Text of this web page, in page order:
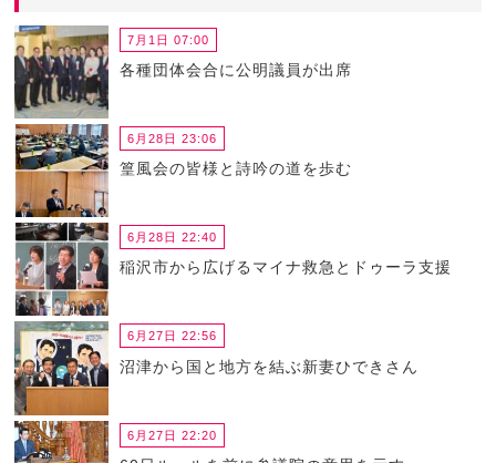
7月1日 07:00
各種団体会合に公明議員が出席
6月28日 23:06
篁風会の皆様と詩吟の道を歩む
6月28日 22:40
稲沢市から広げるマイナ救急とドゥーラ支援
6月27日 22:56
沼津から国と地方を結ぶ新妻ひできさん
6月27日 22:20